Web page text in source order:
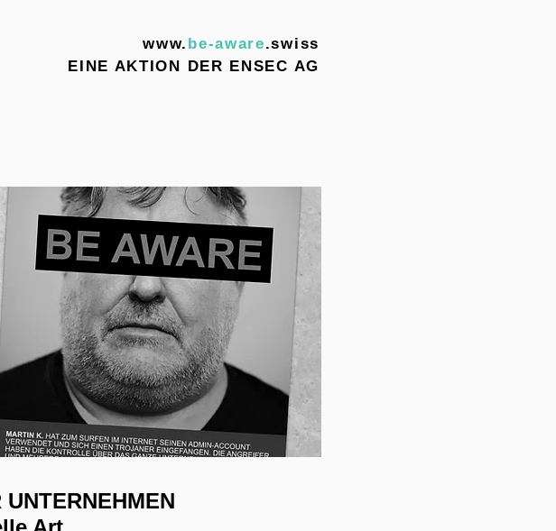
www. be-aware.swiss
EINE AKTION DER ENSEC AG